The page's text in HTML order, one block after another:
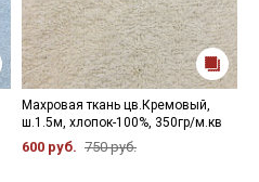
Махровая ткань цв.Кремовый,
ш.1.5м, хлопок-100%, 350гр/м.кв
600 руб. 750 руб.